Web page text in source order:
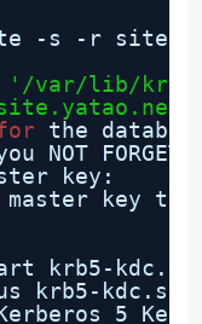
-s -r
'/var/lib/
the
FORGET
key:
master key
krb5-
krb5-
5 Key